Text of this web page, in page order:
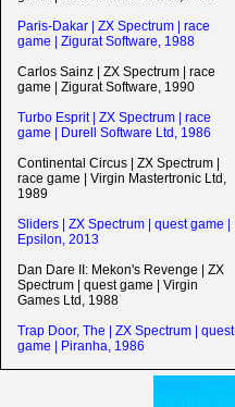
Paris-Dakar | ZX Spectrum | race
game | Zigurat Software, 1988
Carlos Sainz | ZX Spectrum | race
game | Zigurat Software, 1990
Turbo Esprit | ZX Spectrum | race
game | Durell Software Ltd, 1986
Continental Circus | ZX Spectrum |
race game | Virgin Mastertronic Ltd,
1989
Sliders | ZX Spectrum | quest game |
Epsilon, 2013
Dan Dare II: Mekon's Revenge | ZX
Spectrum | quest game | Virgin
Games Ltd, 1988
Trap Door, The | ZX Spectrum | quest
game | Piranha, 1986